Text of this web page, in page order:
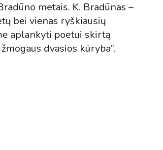
metais. K. Bradūnas –
bei vienas ryškiausių
aplankyti poetui skirtą
dvasios kūryba”.